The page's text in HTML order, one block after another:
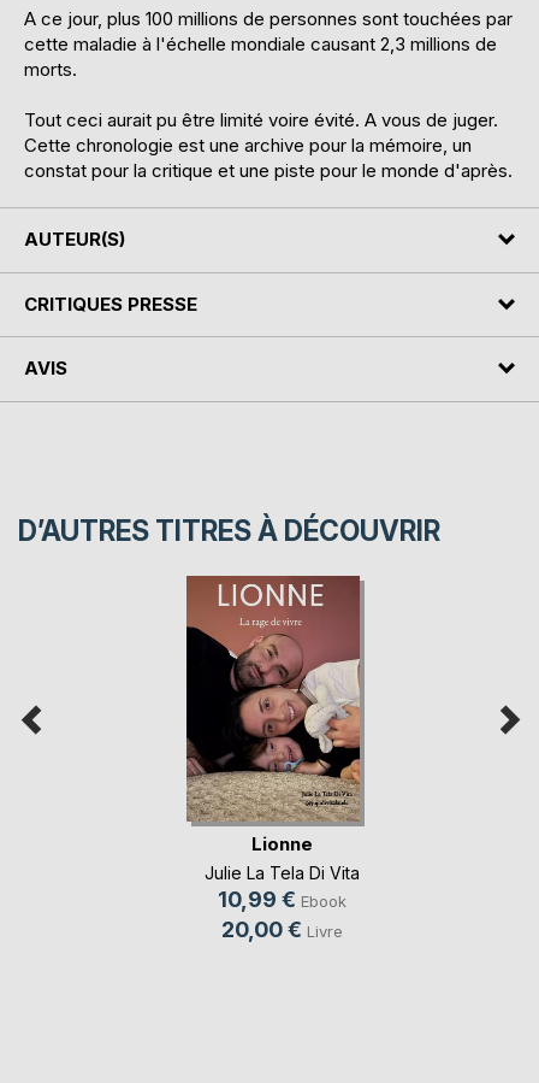
A ce jour, plus 100 millions de personnes sont touchées par
cette maladie à l'échelle mondiale causant 2,3 millions de
morts.
Tout ceci aurait pu être limité voire évité. A vous de juger.
Cette chronologie est une archive pour la mémoire, un
constat pour la critique et une piste pour le monde d'après.
AUTEUR(S)
CRITIQUES PRESSE
AVIS
D’AUTRES TITRES À DÉCOUVRIR
Lionne
Julie La Tela Di Vita
10,99 € Ebook
20,00 € Livre